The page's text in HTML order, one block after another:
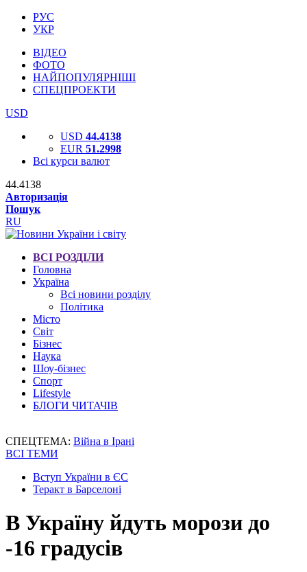
РУС
УКР
ВІДЕО
ФОТО
НАЙПОПУЛЯРНІШІ
СПЕЦПРОЕКТИ
USD
USD 44.4138
EUR 51.2998
Всі курси валют
44.4138
Авторизація
Пошук
RU
ВСІ РОЗДІЛИ
Головна
Україна
Всі новини розділу
Політика
Місто
Світ
Бізнес
Наука
Шоу-бізнес
Спорт
Lifestyle
БЛОГИ ЧИТАЧІВ
СПЕЦТЕМА: Війна в Ірані
ВСІ ТЕМИ
Вступ України в ЄС
Теракт в Барселоні
В Україну йдуть морози до
-16 градусів